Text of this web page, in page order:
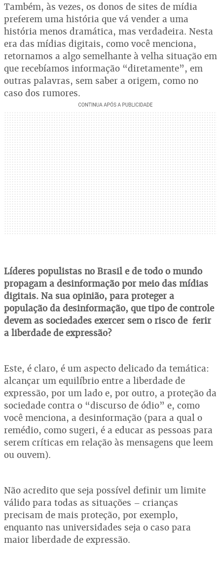
Também, às vezes, os donos de sites de mídia
preferem uma história que vá vender a uma
história menos dramática, mas verdadeira. Nesta
era das mídias digitais, como você menciona,
retornamos a algo semelhante à velha situação em
que recebíamos informação “diretamente”, em
outras palavras, sem saber a origem, como no
caso dos rumores.
Líderes populistas no Brasil e de todo o mundo
propagam a desinformação por meio das mídias
digitais. Na sua opinião, para proteger a
população da desinformação, que tipo de controle
devem as sociedades exercer sem o risco de ferir
a liberdade de expressão?
Este, é claro, é um aspecto delicado da temática:
alcançar um equilíbrio entre a liberdade de
expressão, por um lado e, por outro, a proteção da
sociedade contra o “discurso de ódio” e, como
você menciona, a desinformação (para a qual o
remédio, como sugeri, é a educar as pessoas para
serem críticas em relação às mensagens que leem
ou ouvem).
Não acredito que seja possível definir um limite
válido para todas as situações – crianças
precisam de mais proteção, por exemplo,
enquanto nas universidades seja o caso para
maior liberdade de expressão.